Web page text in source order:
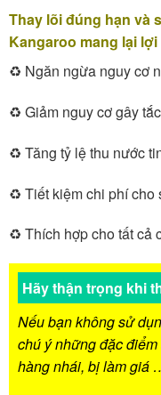
Thay lõi đúng hạn và
Kangaroo mang lại
♻️ Ngăn ngừa nguy cơ
♻️ Giảm nguy cơ gây
♻️ Tăng tỷ lệ thu nước
♻️ Tiết kiệm chi phí cho
♻️ Thích hợp cho tất cả
Hãy thận trọng khi
Nếu bạn không sử
chú ý những đặc
hàng nhái, bị làm giá